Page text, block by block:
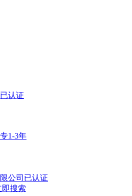
已认证
1-3年
公司 已认证
即搜索